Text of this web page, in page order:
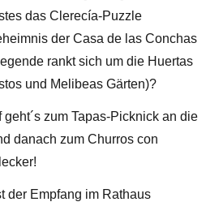
das Clerecía-Puzzle
der Casa de las Conchas
rankt sich um die Huertas
und Melibeas Gärten)?
zum Tapas-Picknick an die
danach zum Churros con
der Empfang im Rathaus